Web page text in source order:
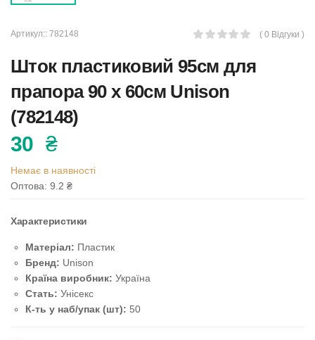
Артикул:: 782148 ( 0 Відгуки )
Шток пластиковий 95см для
прапора 90 х 60см Unison
(782148)
30 ₴
Немає в наявності
Оптова: 9.2 ₴
Характеристики
Матеріал: Пластик
Бренд: Unison
Країна виробник: Україна
Стать: Унісекс
К-ть у наб/упак (шт): 50